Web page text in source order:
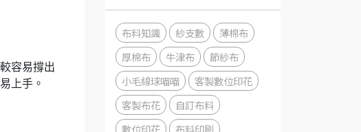
容易撐出
上手。
布料知識 紗支數
薄棉布
厚棉布
牛津布
節紗布
小毛線球喵喵
客製數位印花
客製布花
自訂布料
數位印花
布料印刷